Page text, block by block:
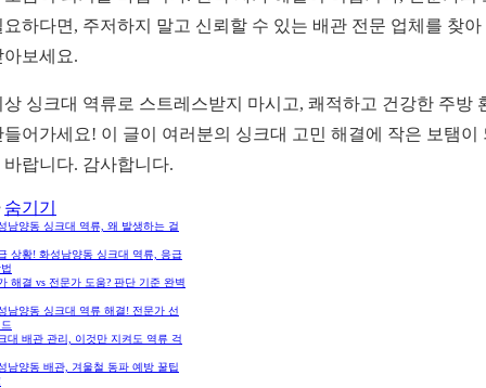
요하다면, 주저하지 말고 신뢰할 수 있는 배관 전문 업체를 찾아
아보세요.
상 싱크대 역류로 스트레스받지 마시고, 쾌적하고 건강한 주방
들어가세요! 이 글이 여러분의 싱크대 고민 해결에 작은 보탬이
바랍니다. 감사합니다.
숨기기
남양동 싱크대 역류, 왜 발생하는 걸
상황! 화성남양동 싱크대 역류, 응급
해결 vs 전문가 도움? 판단 기준 완벽
남양동 싱크대 역류 해결! 전문가 선
대 배관 관리, 이것만 지켜도 역류 걱
남양동 배관, 겨울철 동파 예방 꿀팁